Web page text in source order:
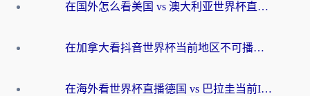
在国外怎么看美国 vs 澳大利亚世界杯直播？海外党必藏的中文解说观赛指南
在加拿大看抖音世界杯当前地区不可播放？海外党体育观赛终极指南
在海外看世界杯直播德国 vs 巴拉圭当前IP受限制？这篇指南帮你轻松解决地区限制